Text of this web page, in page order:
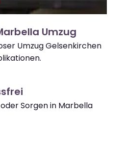
Umzug
Umzug Gelsenkirchen
Sorgen in Marbella